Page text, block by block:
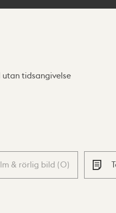
utan tidsangivelse
& rörlig bild (0)